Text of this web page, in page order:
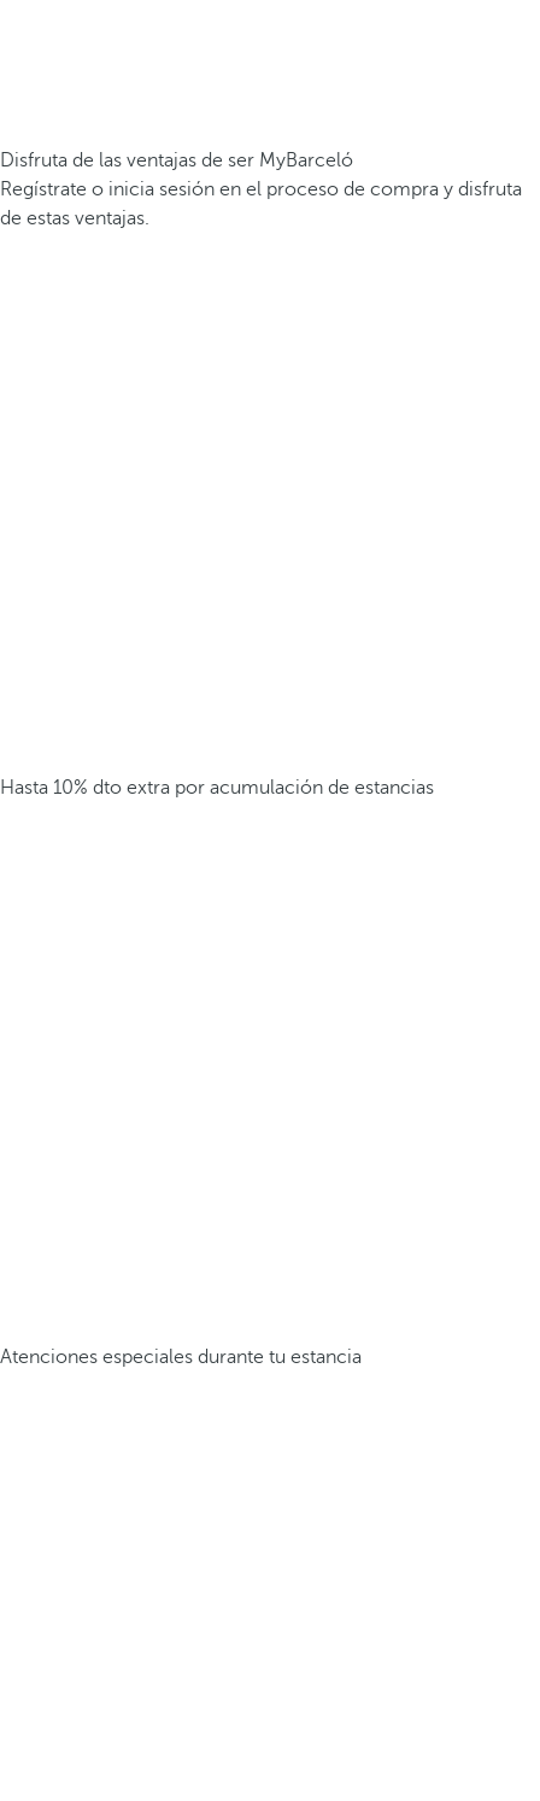
Disfruta de las ventajas de ser MyBarceló
Regístrate o inicia sesión en el proceso de compra y disfruta
de estas ventajas.
Hasta 10% dto extra por acumulación de estancias
Atenciones especiales durante tu estancia